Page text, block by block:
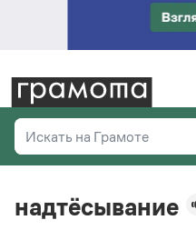
Искать на Грамоте
Справочная
надтёсывание